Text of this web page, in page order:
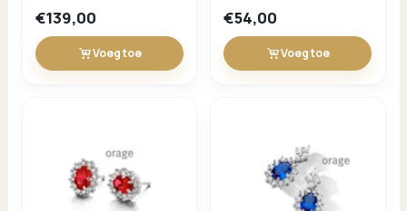
€139,00
Voeg toe
€54,00
Voeg toe